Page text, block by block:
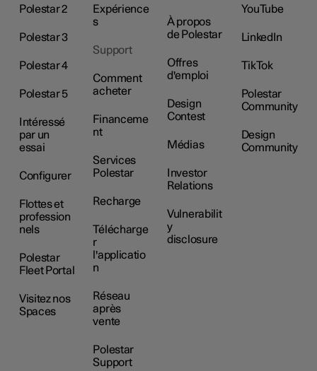
Polestar 2
Polestar 3
Polestar 4
Polestar 5
Intéressé
par un
essai
Configurer
Flottes et
profession
nels
Polestar
Fleet Portal
Visitez nos
Spaces
Expérience
s
Support
Comment
acheter
Financeme
nt
Services
Polestar
Recharge
Télécharge
r
l'applicatio
n
Réseau
après
vente
Polestar
Support
À propos
de Polestar
Offres
d'emploi
Design
Contest
Médias
Investor
Relations
Vulnerabilit
y
disclosure
YouTube
LinkedIn
TikTok
Polestar
Community
Design
Community